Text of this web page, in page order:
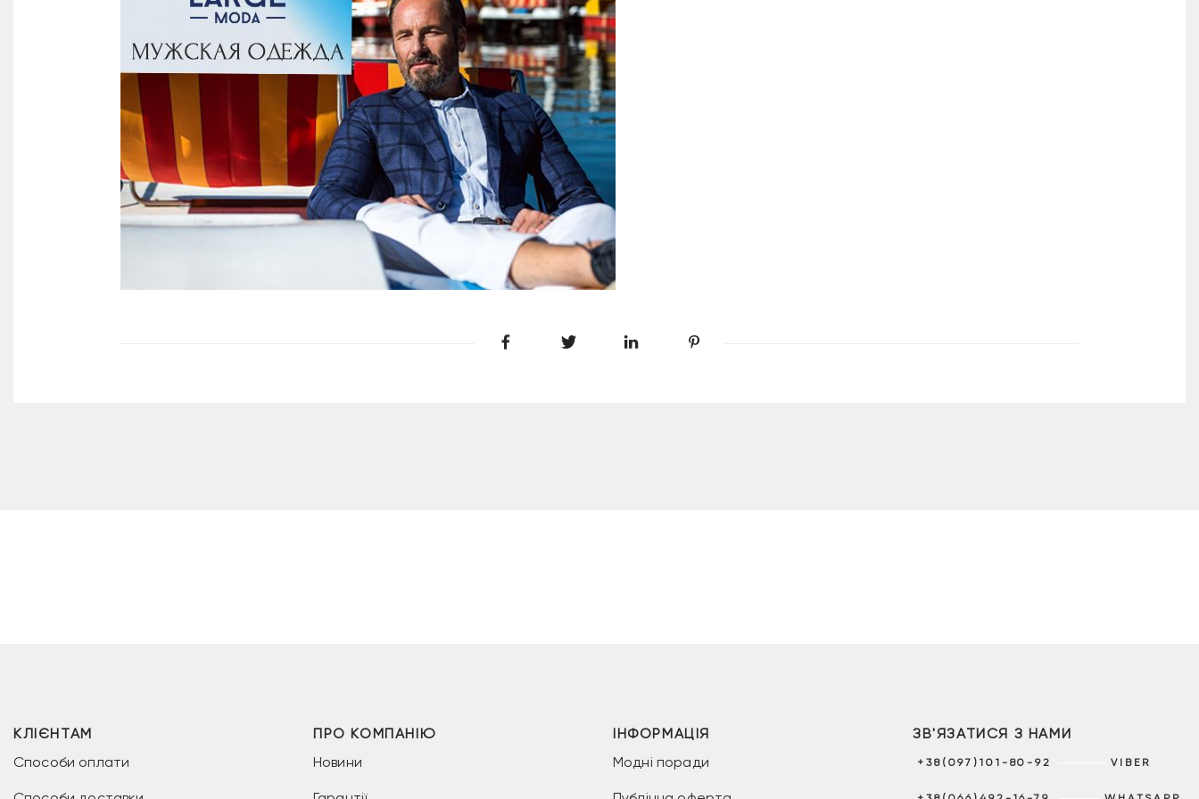
КЛІЄНТАМ
Способи оплати
ПРО КОМПАНІЮ
Новини
ІНФОРМАЦІЯ
Модні поради
ЗВ'ЯЗАТИСЯ З НАМИ
+38(097)101-80-92 VIBER